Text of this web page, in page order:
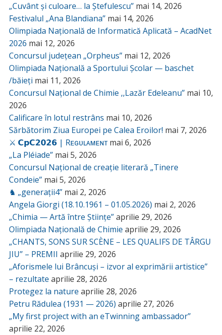
„Cuvânt și culoare… la Ștefulescu” mai 14, 2026
Festivalul „Ana Blandiana” mai 14, 2026
Olimpiada Națională de Informatică Aplicată – AcadNet
2026 mai 12, 2026
Concursul județean „Orpheus” mai 12, 2026
Olimpiada Națională a Sportului Școlar — baschet
/băieți mai 11, 2026
Concursul Național de Chimie ,,Lazăr Edeleanu” mai 10,
2026
Calificare în lotul restrâns mai 10, 2026
Sărbătorim Ziua Europei pe Calea Eroilor! mai 7, 2026
⚔️ 𝗖𝗽𝗖𝟮𝟬𝟮𝟲 | Rᴇɢᴜʟᴀᴍᴇɴᴛ mai 6, 2026
„La Pléiade” mai 5, 2026
Concursul Național de creație literară „Tinere
Condeie” mai 5, 2026
♞ „generații4” mai 2, 2026
Angela Giorgi (18.10.1961 – 01.05.2026) mai 2, 2026
„Chimia — Artă între Științe”aprilie 29, 2026
Olimpiada Națională de Chimie aprilie 29, 2026
„CHANTS, SONS SUR SCÈNE – LES QUALIFS DE TÂRGU
JIU” – PREMII aprilie 29, 2026
„Aforismele lui Brâncuși – izvor al exprimării artistice”
– rezultate aprilie 28, 2026
Protegez la nature aprilie 28, 2026
Petru Rădulea (1931 — 2026) aprilie 27, 2026
„My first project with an eTwinning ambassador”
aprilie 22, 2026